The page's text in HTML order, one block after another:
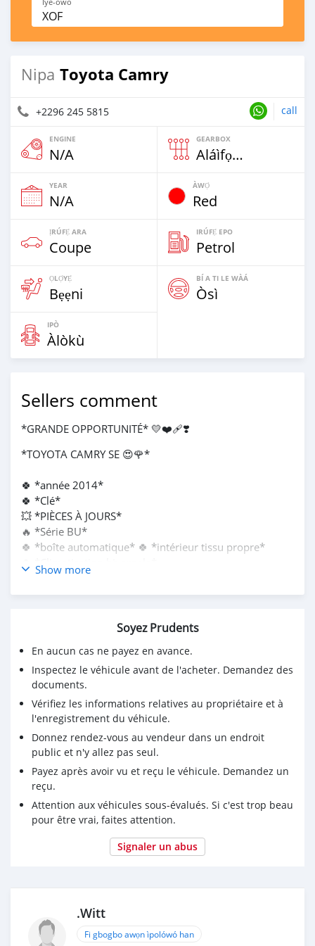
XOF
Nipa Toyota Camry
+2296 245 5815 call
ENGINE
N/A
GEARBOX
Aláìfọwọ́yí
YEAR
N/A
ÀWỌ̀
Red
ỊRÚFẸ́ ARA
Coupe
IRÚFẸ́ EPO
Petrol
ỌLỌ́YẸ́
Bẹẹni
BÍ A TI LE WÀÁ
Òsì
IPÒ
Àlòkù
Sellers comment
*GRANDE OPPORTUNITÉ* 💛❤‍🩹❣️
*TOYOTA CAMRY SE 😍🌹*
🍀 *année 2014*
🍀 *Clé*
💥 *PIÈCES À JOURS*
🔥 *Série BU*
🍀 *boîte automatique* 🍀 *intérieur tissu propre*
🍀 *Climatisation hivernale*
🍀 *MOTEUR 4 CYLINDRES*
NB : *PORTO-NOVO*😍❤️👍🏿
** ❣️ **
0162458150
Show more
Soyez Prudents
En aucun cas ne payez en avance.
Inspectez le véhicule avant de l'acheter. Demandez des
documents.
Vérifiez les informations relatives au propriétaire et à
l'enregistrement du véhicule.
Donnez rendez-vous au vendeur dans un endroit
public et n'y allez pas seul.
Payez après avoir vu et reçu le véhicule. Demandez un
reçu.
Attention aux véhicules sous-évalués. Si c'est trop beau
pour être vrai, faites attention.
Signaler un abus
.Witt
Fi gbogbo awọn ìpolówó han